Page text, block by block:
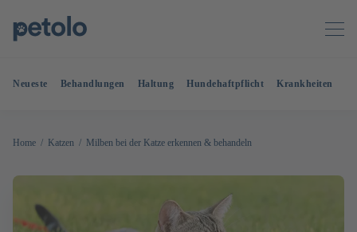
Neueste Behandlungen Haltung Hundehaftpflicht Krankheiten
Home Katzen Milben bei der Katze erkennen & behandeln